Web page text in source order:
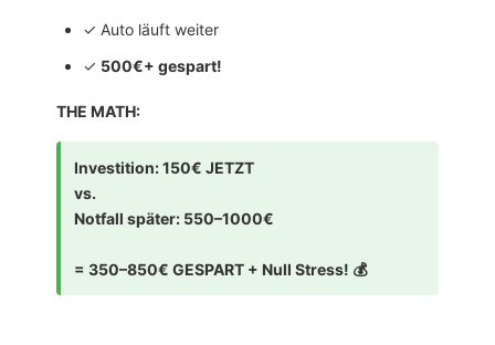
✓ Auto läuft weiter
✓ 500€+ gespart!
THE MATH:
Investition: 150€ JETZT
vs.
Notfall später: 550–1000€
= 350–850€ GESPART + Null Stress! 💰